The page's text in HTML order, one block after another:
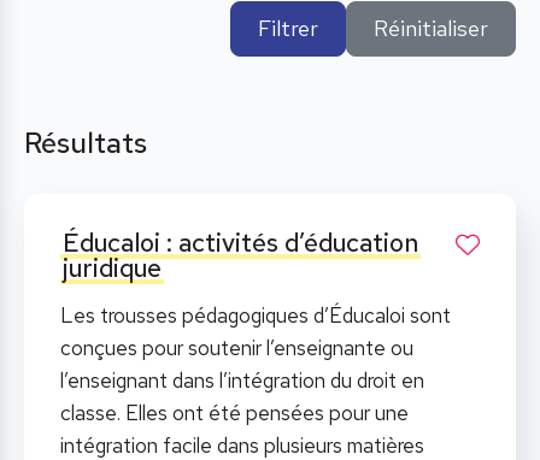
Filtrer Réinitialiser
Résultats
Éducaloi : activités d’éducation
juridique
Les trousses pédagogiques d’Éducaloi sont
conçues pour soutenir l’enseignante ou
l’enseignant dans l’intégration du droit en
classe. Elles ont été pensées pour une
intégration facile dans plusieurs matières